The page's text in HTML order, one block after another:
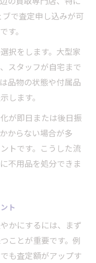
で査定申し込みが可
す。
択をします。大型家
スタッフが自宅まで
品物の状態や付属品
します。
が即日または後日振
からない場合が多
トです。こうした流
不用品を処分できま
ト
かにするには、まず
ことが重要です。例
も査定額がアップす